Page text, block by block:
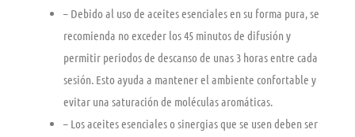
– Debido al uso de aceites esenciales en su forma pura, se
recomienda no exceder los 45 minutos de difusión y
permitir periodos de descanso de unas 3 horas entre cada
sesión. Esto ayuda a mantener el ambiente confortable y
evitar una saturación de moléculas aromáticas.
– Los aceites esenciales o sinergias que se usen deben ser